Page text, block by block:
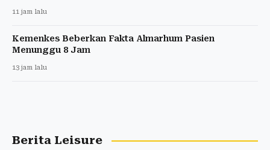
11 jam lalu
Kemenkes Beberkan Fakta Almarhum Pasien
Menunggu 8 Jam
13 jam lalu
Berita Leisure